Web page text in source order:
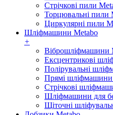
Стрічкові пили
Торцювальні пили
Циркулярні пили
Шліфмашини Metabo
+
Віброшліфмашини
Ексцентрикові
Полірувальні
Прямі шліфмашини
Стрічкові
Шліфмашини для
Щіточні